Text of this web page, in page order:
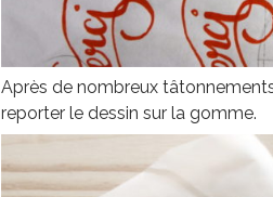
Après de nombreux
reporter le dessin sur la gomme.